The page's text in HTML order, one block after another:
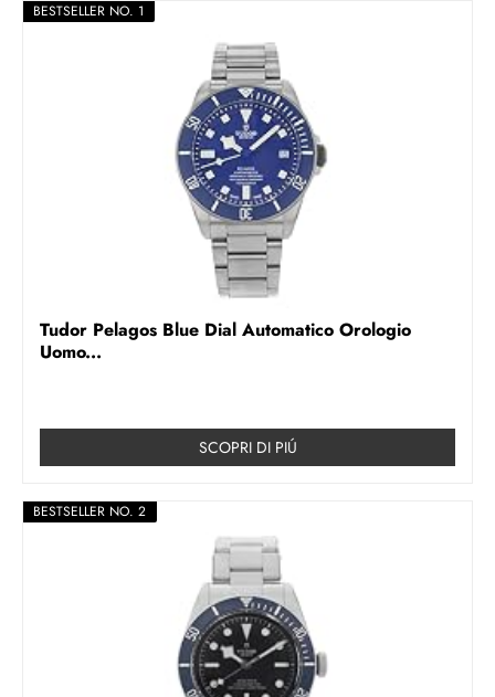
BESTSELLER NO. 1
Tudor Pelagos Blue Dial Automatico Orologio
Uomo...
SCOPRI DI PIÚ
BESTSELLER NO. 2